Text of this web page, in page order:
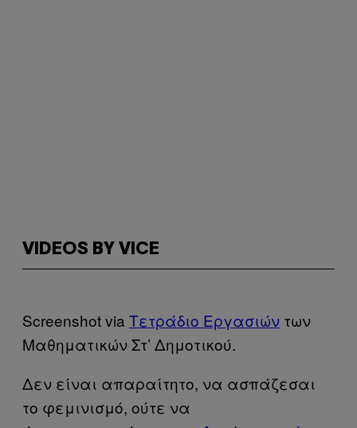
VIDEOS BY VICE
Screenshot via Τετράδιο Εργασιών των
Μαθηματικών Στ’ Δημοτικού.
Δεν είναι απαραίτητο, να ασπάζεσαι
το φεμινισμό, ούτε να